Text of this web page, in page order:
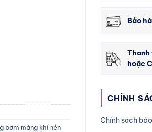
Bảo
Thanh
hoặc
CHÍNH
Chính sách
bơm màng khí nén